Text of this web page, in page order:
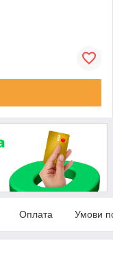
Оплата Умови